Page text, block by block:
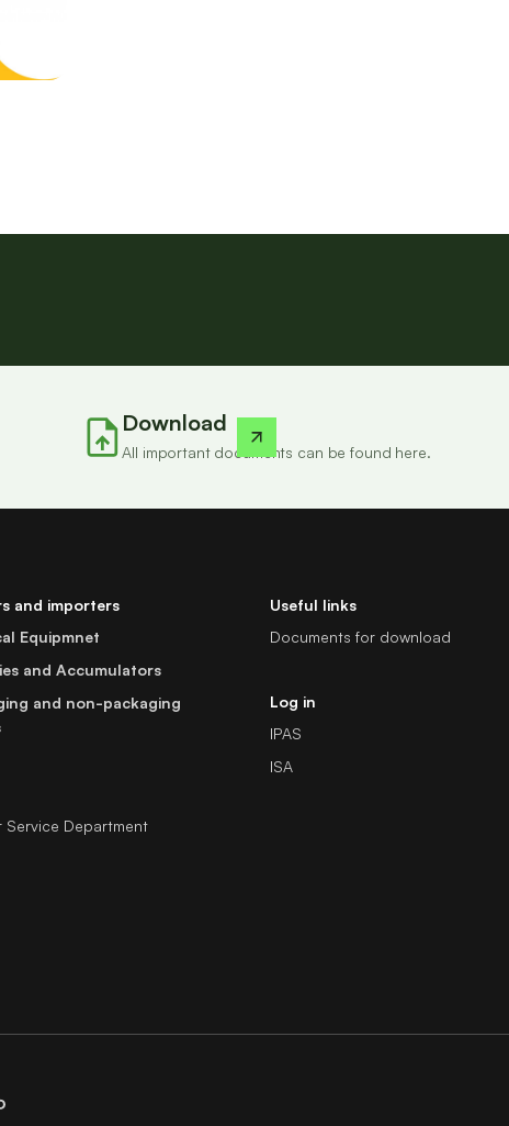
Download
All important documents can be found here.
and importers
Equipmnet
and Accumulators
and non-packaging
Service Department
Useful links
Documents for download
Log in
IPAS
ISA